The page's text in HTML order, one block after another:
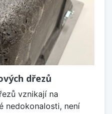
dřezů
vznikají na
nedokonalosti, není